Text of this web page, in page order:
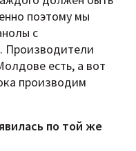
поэтому мы
с
Производители
есть, а вот
производим
по той же